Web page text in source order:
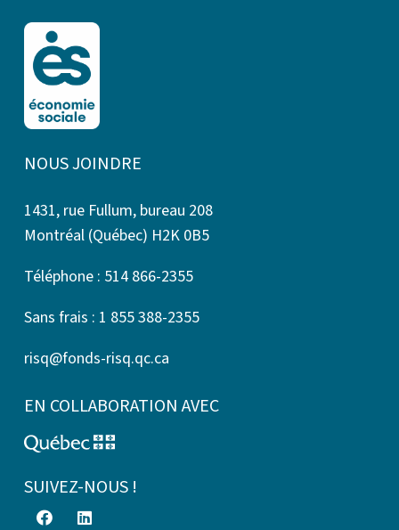
NOUS JOINDRE
1431, rue Fullum, bureau 208
Montréal (Québec) H2K 0B5
Téléphone : 514 866-2355
Sans frais : 1 855 388-2355
risq@fonds-risq.qc.ca
EN COLLABORATION AVEC
SUIVEZ-NOUS !